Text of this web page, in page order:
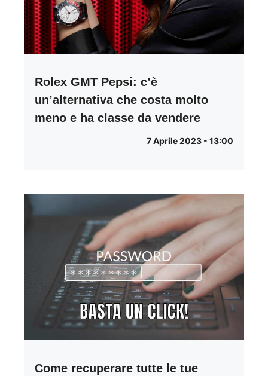
Rolex GMT Pepsi: c’è
un’alternativa che costa molto
meno e ha classe da vendere
7 Aprile 2023 - 13:00
Come recuperare tutte le tue